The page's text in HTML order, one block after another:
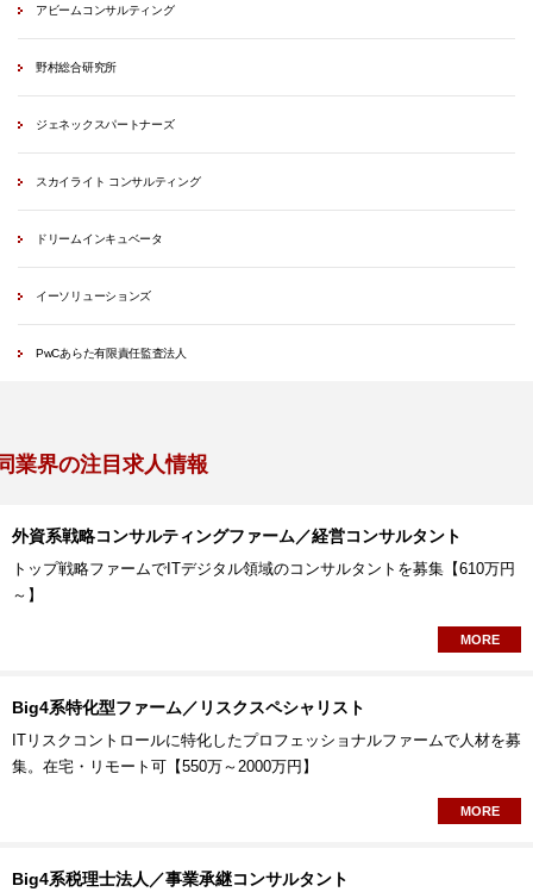
アビームコンサルティング
野村総合研究所
ジェネックスパートナーズ
スカイライト コンサルティング
ドリームインキュベータ
イーソリューションズ
PwCあらた有限責任監査法人
業界の注目求人情報
外資系戦略コンサルティングファーム／経営コンサルタント
トップ戦略ファームでITデジタル領域のコンサルタントを募集【610万円
～】
MORE
Big4系特化型ファーム／リスクスペシャリスト
ITリスクコントロールに特化したプロフェッショナルファームで人材を募
集。在宅・リモート可【550万～2000万円】
MORE
Big4系税理士法人／事業承継コンサルタント